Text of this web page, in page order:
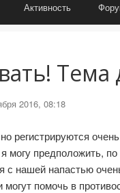
Активность
Тема
2016, 08:18
регистрируются
могу предположить,
с нашей напастью
могут помочь в